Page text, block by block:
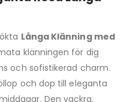
Långa Klänning med
klänningen för dig
och sofistikerad charm.
och dop till eleganta
Den vackra,